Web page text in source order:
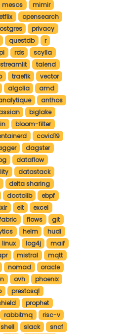
mesos
mimir
opensearch
privacy
questdb
r
rds
scylla
streamlit
talend
traefik
vector
algolia
amd
anthos
biglake
bloom-filter
covid19
dagster
dataflow
datastack
delta sharing
doctolib
ebpf
elt
excel
flows
git
helm
hudi
linux log4j
maif
mistral
mqtt
nomad
oracle
ovh
phoenix
prestosql
prophet
rabbitmq
risc-v
shell slack
sncf